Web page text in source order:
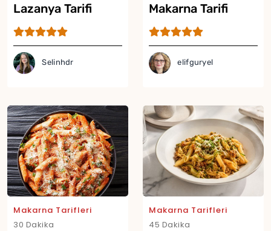
Lazanya Tarifi
Selinhdr
Makarna Tarifi
elifguryel
Makarna Tarifleri
30 Dakika
Makarna Tarifleri
45 Dakika